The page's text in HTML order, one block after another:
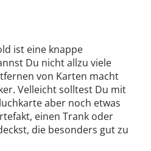
ist eine knappe
Du nicht allzu viele
von Karten macht
Velleicht solltest Du mit
aber noch etwas
einen Trank oder
die besonders gut zu